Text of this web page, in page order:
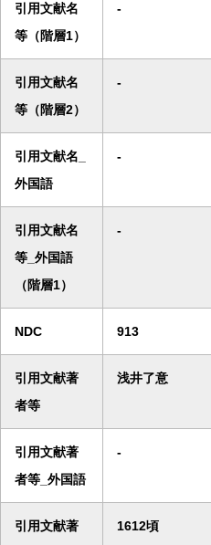
引用文献名
等（階層1）
-
引用文献名
等（階層2）
-
引用文献名_
外国語
-
引用文献名
等_外国語
（階層1）
-
NDC 913
引用文献著
者等
浅井了意
引用文献著
者等_外国語
-
引用文献著
1612頃